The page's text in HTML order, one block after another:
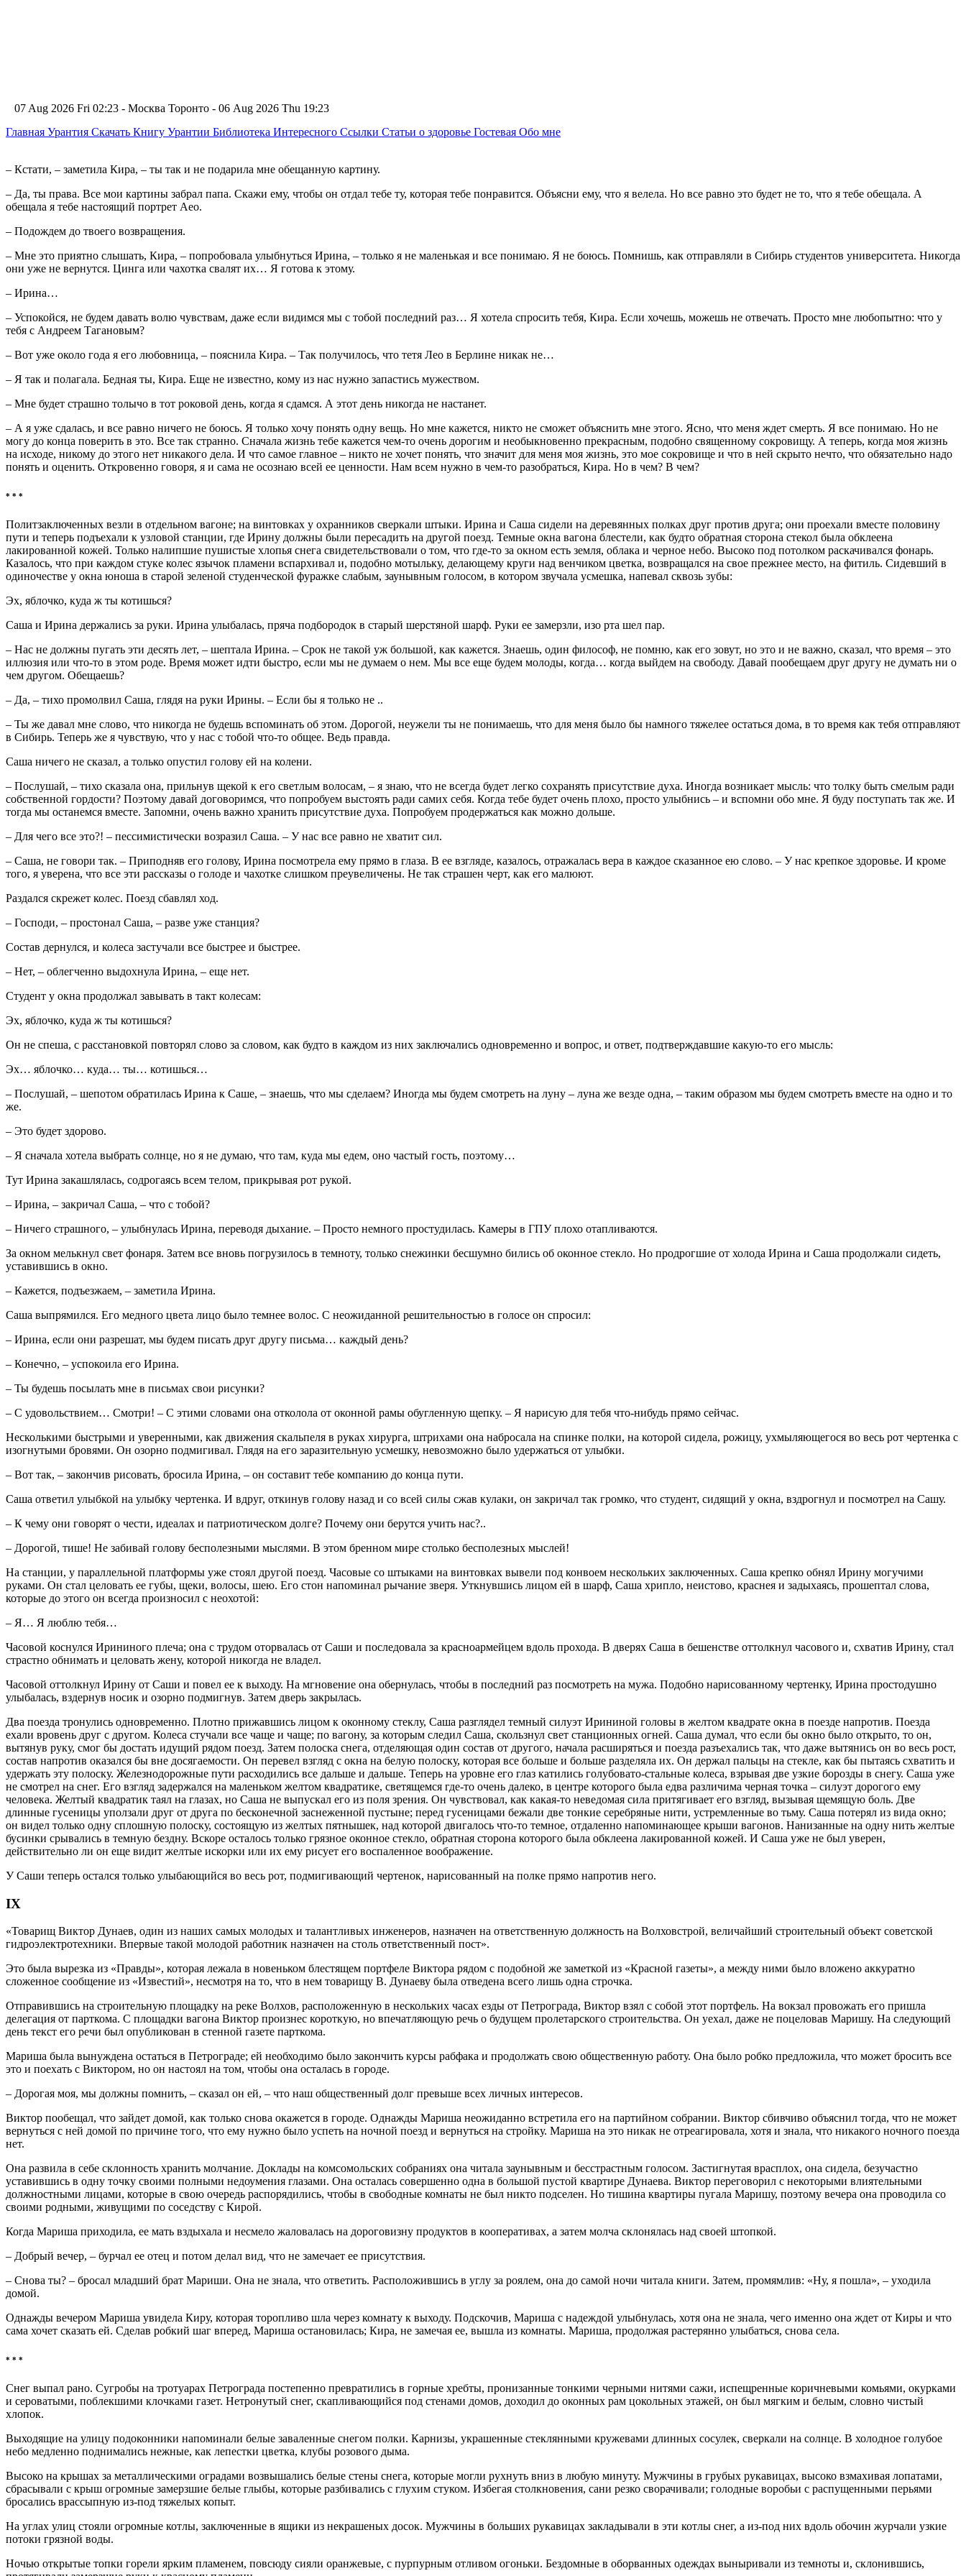
07 Aug 2026 Fri 02:23 - Москва Торонто - 06 Aug 2026 Thu 19:23
Главная Урантия Скачать Книгу Урантии Библиотека Интересного Ссылки Статьи о здоровье Гостевая Обо мне
– Кстати, – заметила Кира, – ты так и не подарила мне обещанную картину.
– Да, ты права. Все мои картины забрал папа. Скажи ему, чтобы он отдал тебе ту, которая тебе понравится. Объясни ему, что я велела. Но все равно это будет не то, что я тебе обещала. А
обещала я тебе настоящий портрет Аео.
– Подождем до твоего возвращения.
– Мне это приятно слышать, Кира, – попробовала улыбнуться Ирина, – только я не маленькая и все понимаю. Я не боюсь. Помнишь, как отправляли в Сибирь студентов университета. Никогда
они уже не вернутся. Цинга или чахотка свалят их… Я готова к этому.
– Ирина…
– Успокойся, не будем давать волю чувствам, даже если видимся мы с тобой последний раз… Я хотела спросить тебя, Кира. Если хочешь, можешь не отвечать. Просто мне любопытно: что у
тебя с Андреем Тагановым?
– Вот уже около года я его любовница, – пояснила Кира. – Так получилось, что тетя Лео в Берлине никак не…
– Я так и полагала. Бедная ты, Кира. Еще не известно, кому из нас нужно запастись мужеством.
– Мне будет страшно толычо в тот роковой день, когда я сдамся. А этот день никогда не настанет.
– А я уже сдалась, и все равно ничего не боюсь. Я только хочу понять одну вещь. Но мне кажется, никто не сможет объяснить мне этого. Ясно, что меня ждет смерть. Я все понимаю. Но не
могу до конца поверить в это. Все так странно. Сначала жизнь тебе кажется чем-то очень дорогим и необыкновенно прекрасным, подобно священному сокровищу. А теперь, когда моя жизнь
на исходе, никому до этого нет никакого дела. И что самое главное – никто не хочет понять, что значит для меня моя жизнь, это мое сокровище и что в ней скрыто нечто, что обязательно надо
понять и оценить. Откровенно говоря, я и сама не осознаю всей ее ценности. Нам всем нужно в чем-то разобраться, Кира. Но в чем? В чем?
* * *
Политзаключенных везли в отдельном вагоне; на винтовках у охранников сверкали штыки. Ирина и Саша сидели на деревянных полках друг против друга; они проехали вместе половину
пути и теперь подъехали к узловой станции, где Ирину должны были пересадить на другой поезд. Темные окна вагона блестели, как будто обратная сторона стекол была обклеена
лакированной кожей. Только налипшие пушистые хлопья снега свидетельствовали о том, что где-то за окном есть земля, облака и черное небо. Высоко под потолком раскачивался фонарь.
Казалось, что при каждом стуке колес язычок пламени вспархивал и, подобно мотыльку, делающему круги над венчиком цветка, возвращался на свое прежнее место, на фитиль. Сидевший в
одиночестве у окна юноша в старой зеленой студенческой фуражке слабым, заунывным голосом, в котором звучала усмешка, напевал сквозь зубы:
Эх, яблочко, куда ж ты котишься?
Саша и Ирина держались за руки. Ирина улыбалась, пряча подбородок в старый шерстяной шарф. Руки ее замерзли, изо рта шел пар.
– Нас не должны пугать эти десять лет, – шептала Ирина. – Срок не такой уж большой, как кажется. Знаешь, один философ, не помню, как его зовут, но это и не важно, сказал, что время – это
иллюзия или что-то в этом роде. Время может идти быстро, если мы не думаем о нем. Мы все еще будем молоды, когда… когда выйдем на свободу. Давай пообещаем друг другу не думать ни о
чем другом. Обещаешь?
– Да, – тихо промолвил Саша, глядя на руки Ирины. – Если бы я только не ..
– Ты же давал мне слово, что никогда не будешь вспоминать об этом. Дорогой, неужели ты не понимаешь, что для меня было бы намного тяжелее остаться дома, в то время как тебя отправляют
в Сибирь. Теперь же я чувствую, что у нас с тобой что-то общее. Ведь правда.
Саша ничего не сказал, а только опустил голову ей на колени.
– Послушай, – тихо сказала она, прильнув щекой к его светлым волосам, – я знаю, что не всегда будет легко сохранять присутствие духа. Иногда возникает мысль: что толку быть смелым ради
собственной гордости? Поэтому давай договоримся, что попробуем выстоять ради самих себя. Когда тебе будет очень плохо, просто улыбнись – и вспомни обо мне. Я буду поступать так же. И
тогда мы останемся вместе. Запомни, очень важно хранить присутствие духа. Попробуем продержаться как можно дольше.
– Для чего все это?! – пессимистически возразил Саша. – У нас все равно не хватит сил.
– Саша, не говори так. – Приподняв его голову, Ирина посмотрела ему прямо в глаза. В ее взгляде, казалось, отражалась вера в каждое сказанное ею слово. – У нас крепкое здоровье. И кроме
того, я уверена, что все эти рассказы о голоде и чахотке слишком преувеличены. Не так страшен черт, как его малюют.
Раздался скрежет колес. Поезд сбавлял ход.
– Господи, – простонал Саша, – разве уже станция?
Состав дернулся, и колеса застучали все быстрее и быстрее.
– Нет, – облегченно выдохнула Ирина, – еще нет.
Студент у окна продолжал завывать в такт колесам:
Эх, яблочко, куда ж ты котишься?
Он не спеша, с расстановкой повторял слово за словом, как будто в каждом из них заключались одновременно и вопрос, и ответ, подтверждавшие какую-то его мысль:
Эх… яблочко… куда… ты… котишься…
– Послушай, – шепотом обратилась Ирина к Саше, – знаешь, что мы сделаем? Иногда мы будем смотреть на луну – луна же везде одна, – таким образом мы будем смотреть вместе на одно и то
же.
– Это будет здорово.
– Я сначала хотела выбрать солнце, но я не думаю, что там, куда мы едем, оно частый гость, поэтому…
Тут Ирина закашлялась, содрогаясь всем телом, прикрывая рот рукой.
– Ирина, – закричал Саша, – что с тобой?
– Ничего страшного, – улыбнулась Ирина, переводя дыхание. – Просто немного простудилась. Камеры в ГПУ плохо отапливаются.
За окном мелькнул свет фонаря. Затем все вновь погрузилось в темноту, только снежинки бесшумно бились об оконное стекло. Но продрогшие от холода Ирина и Саша продолжали сидеть,
уставившись в окно.
– Кажется, подъезжаем, – заметила Ирина.
Саша выпрямился. Его медного цвета лицо было темнее волос. С неожиданной решительностью в голосе он спросил:
– Ирина, если они разрешат, мы будем писать друг другу письма… каждый день?
– Конечно, – успокоила его Ирина.
– Ты будешь посылать мне в письмах свои рисунки?
– С удовольствием… Смотри! – С этими словами она отколола от оконной рамы обугленную щепку. – Я нарисую для тебя что-нибудь прямо сейчас.
Несколькими быстрыми и уверенными, как движения скальпеля в руках хирурга, штрихами она набросала на спинке полки, на которой сидела, рожицу, ухмыляющегося во весь рот чертенка с
изогнутыми бровями. Он озорно подмигивал. Глядя на его заразительную усмешку, невозможно было удержаться от улыбки.
– Вот так, – закончив рисовать, бросила Ирина, – он составит тебе компанию до конца пути.
Саша ответил улыбкой на улыбку чертенка. И вдруг, откинув голову назад и со всей силы сжав кулаки, он закричал так громко, что студент, сидящий у окна, вздрогнул и посмотрел на Сашу.
– К чему они говорят о чести, идеалах и патриотическом долге? Почему они берутся учить нас?..
– Дорогой, тише! Не забивай голову бесполезными мыслями. В этом бренном мире столько бесполезных мыслей!
На станции, у параллельной платформы уже стоял другой поезд. Часовые со штыками на винтовках вывели под конвоем нескольких заключенных. Саша крепко обнял Ирину могучими
руками. Он стал целовать ее губы, щеки, волосы, шею. Его стон напоминал рычание зверя. Уткнувшись лицом ей в шарф, Саша хрипло, неистово, краснея и задыхаясь, прошептал слова,
которые до этого он всегда произносил с неохотой:
– Я… Я люблю тебя…
Часовой коснулся Ирининого плеча; она с трудом оторвалась от Саши и последовала за красноармейцем вдоль прохода. В дверях Саша в бешенстве оттолкнул часового и, схватив Ирину, стал
страстно обнимать и целовать жену, которой никогда не владел.
Часовой оттолкнул Ирину от Саши и повел ее к выходу. На мгновение она обернулась, чтобы в последний раз посмотреть на мужа. Подобно нарисованному чертенку, Ирина простодушно
улыбалась, вздернув носик и озорно подмигнув. Затем дверь закрылась.
Два поезда тронулись одновременно. Плотно прижавшись лицом к оконному стеклу, Саша разглядел темный силуэт Ирининой головы в желтом квадрате окна в поезде напротив. Поезда
ехали вровень друг с другом. Колеса стучали все чаще и чаще; по вагону, за которым следил Саша, скользнул свет станционных огней. Саша думал, что если бы окно было открыто, то он,
вытянув руку, смог бы достать идущий рядом поезд. Затем полоска снега, отделяющая один состав от другого, начала расширяться и поезда разъехались так, что даже вытянись он во весь рост,
состав напротив оказался бы вне досягаемости. Он перевел взгляд с окна на белую полоску, которая все больше и больше разделяла их. Он держал пальцы на стекле, как бы пытаясь схватить и
удержать эту полоску. Железнодорожные пути расходились все дальше и дальше. Теперь на уровне его глаз катились голубовато-стальные колеса, взрывая две узкие борозды в снегу. Саша уже
не смотрел на снег. Его взгляд задержался на маленьком желтом квадратике, светящемся где-то очень далеко, в центре которого была едва различима черная точка – силуэт дорогого ему
человека. Желтый квадратик таял на глазах, но Саша не выпускал его из поля зрения. Он чувствовал, как какая-то неведомая сила притягивает его взгляд, вызывая щемящую боль. Две
длинные гусеницы уползали друг от друга по бесконечной заснеженной пустыне; перед гусеницами бежали две тонкие серебряные нити, устремленные во тьму. Саша потерял из вида окно;
он видел только одну сплошную полоску, состоящую из желтых пятнышек, над которой двигалось что-то темное, отдаленно напоминающее крыши вагонов. Нанизанные на одну нить желтые
бусинки срывались в темную бездну. Вскоре осталось только грязное оконное стекло, обратная сторона которого была обклеена лакированной кожей. И Саша уже не был уверен,
действительно ли он еще видит желтые искорки или их ему рисует его воспаленное воображение.
У Саши теперь остался только улыбающийся во весь рот, подмигивающий чертенок, нарисованный на полке прямо напротив него.
IX
«Товарищ Виктор Дунаев, один из наших самых молодых и талантливых инженеров, назначен на ответственную должность на Волховстрой, величайший строительный объект советской
гидроэлектротехники. Впервые такой молодой работник назначен на столь ответственный пост».
Это была вырезка из «Правды», которая лежала в новеньком блестящем портфеле Виктора рядом с подобной же заметкой из «Красной газеты», а между ними было вложено аккуратно
сложенное сообщение из «Известий», несмотря на то, что в нем товарищу В. Дунаеву была отведена всего лишь одна строчка.
Отправившись на строительную площадку на реке Волхов, расположенную в нескольких часах езды от Петрограда, Виктор взял с собой этот портфель. На вокзал провожать его пришла
делегация от парткома. С площадки вагона Виктор произнес короткую, но впечатляющую речь о будущем пролетарского строительства. Он уехал, даже не поцеловав Маришу. На следующий
день текст его речи был опубликован в стенной газете парткома.
Мариша была вынуждена остаться в Петрограде; ей необходимо было закончить курсы рабфака и продолжать свою общественную работу. Она было робко предложила, что может бросить все
это и поехать с Виктором, но он настоял на том, чтобы она осталась в городе.
– Дорогая моя, мы должны помнить, – сказал он ей, – что наш общественный долг превыше всех личных интересов.
Виктор пообещал, что зайдет домой, как только снова окажется в городе. Однажды Мариша неожиданно встретила его на партийном собрании. Виктор сбивчиво объяснил тогда, что не может
вернуться с ней домой по причине того, что ему нужно было успеть на ночной поезд и вернуться на стройку. Мариша на это никак не отреагировала, хотя и знала, что никакого ночного поезда
нет.
Она развила в себе склонность хранить молчание. Доклады на комсомольских собраниях она читала заунывным и бесстрастным голосом. Застигнутая врасплох, она сидела, безучастно
уставившись в одну точку своими полными недоумения глазами. Она осталась совершенно одна в большой пустой квартире Дунаева. Виктор переговорил с некоторыми влиятельными
должностными лицами, которые в свою очередь распорядились, чтобы в свободные комнаты не был никто подселен. Но тишина квартиры пугала Маришу, поэтому вечера она проводила со
своими родными, живущими по соседству с Кирой.
Когда Мариша приходила, ее мать вздыхала и несмело жаловалась на дороговизну продуктов в кооперативах, а затем молча склонялась над своей штопкой.
– Добрый вечер, – бурчал ее отец и потом делал вид, что не замечает ее присутствия.
– Снова ты? – бросал младший брат Мариши. Она не знала, что ответить. Расположившись в углу за роялем, она до самой ночи читала книги. Затем, промямлив: «Ну, я пошла», – уходила
домой.
Однажды вечером Мариша увидела Киру, которая торопливо шла через комнату к выходу. Подскочив, Мариша с надеждой улыбнулась, хотя она не знала, чего именно она ждет от Киры и что
сама хочет сказать ей. Сделав робкий шаг вперед, Мариша остановилась; Кира, не замечая ее, вышла из комнаты. Мариша, продолжая растерянно улыбаться, снова села.
* * *
Снег выпал рано. Сугробы на тротуарах Петрограда постепенно превратились в горные хребты, пронизанные тонкими черными нитями сажи, испещренные коричневыми комьями, окурками
и сероватыми, поблекшими клочками газет. Нетронутый снег, скапливающийся под стенами домов, доходил до оконных рам цокольных этажей, он был мягким и белым, словно чистый
хлопок.
Выходящие на улицу подоконники напоминали белые заваленные снегом полки. Карнизы, украшенные стеклянными кружевами длинных сосулек, сверкали на солнце. В холодное голубое
небо медленно поднимались нежные, как лепестки цветка, клубы розового дыма.
Высоко на крышах за металлическими оградами возвышались белые стены снега, которые могли рухнуть вниз в любую минуту. Мужчины в грубых рукавицах, высоко взмахивая лопатами,
сбрасывали с крыш огромные замерзшие белые глыбы, которые разбивались с глухим стуком. Избегая столкновения, сани резко сворачивали; голодные воробьи с распущенными перьями
бросались врассыпную из-под тяжелых копыт.
На углах улиц стояли огромные котлы, заключенные в ящики из некрашеных досок. Мужчины в больших рукавицах закладывали в эти котлы снег, а из-под них вдоль обочин журчали узкие
потоки грязной воды.
Ночью открытые топки горели ярким пламенем, повсюду сияли оранжевые, с пурпурным отливом огоньки. Бездомные в оборванных одеждах выныривали из темноты и, склонившись,